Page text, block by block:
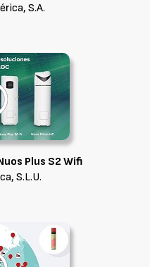
S.A.
Plus S2 Wifi
S.L.U.